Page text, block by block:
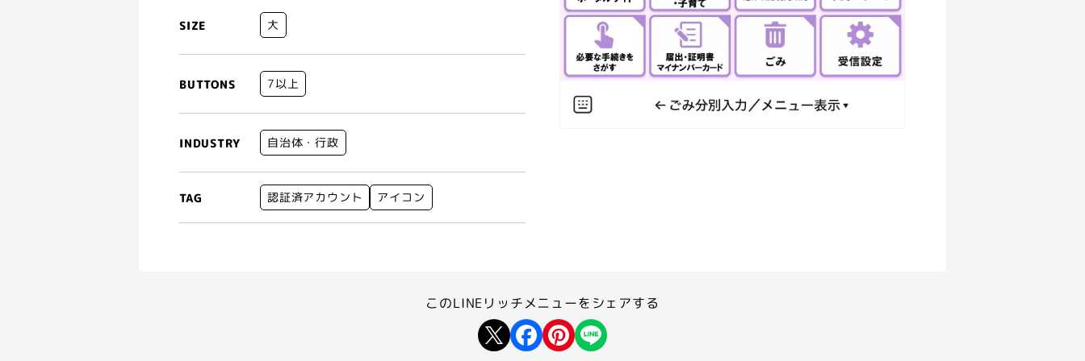
SIZE 大
BUTTONS 7以上
INDUSTRY 自治体・行政
TAG 認証済アカウント アイコン
このLINEリッチメニューを シェアする